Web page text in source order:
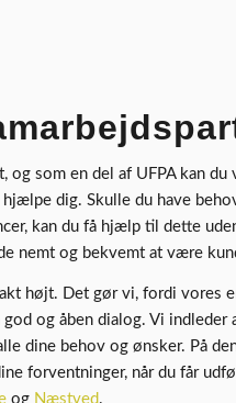
og som en del af UFPA kan
dig. Skulle du have
kan du få hjælp til dette
nemt og bekvemt at være
højt. Det gør vi, fordi vores
og åben dialog. Vi indleder
dine behov og ønsker. På
forventninger, når du får
og Næstved .